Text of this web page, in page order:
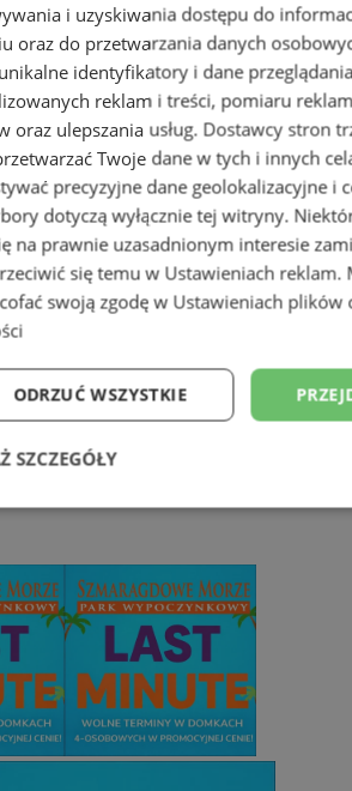
selektywne
tekstylnych w gminach
kryminalne w Wodzisławiu
lokalne
i uzyskiwania dostępu do
oraz do przetwarzania danych
identyfikatory i dane
reklam i treści, pomiaru
oraz ulepszania usług. Dostawcy stron
Twoje dane w tych i innych
precyzyjne dane geolokalizacyjne i
dotyczą wyłącznie tej witryny.
na prawnie uzasadnionym interesie
się temu w Ustawieniach reklam.
swoją zgodę w Ustawieniach plików
ODRZUĆ WSZYSTKIE
SZCZEGÓŁY
Wydajność
Niesklasyfikowane